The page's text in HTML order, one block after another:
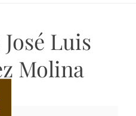
José Luis
Molina